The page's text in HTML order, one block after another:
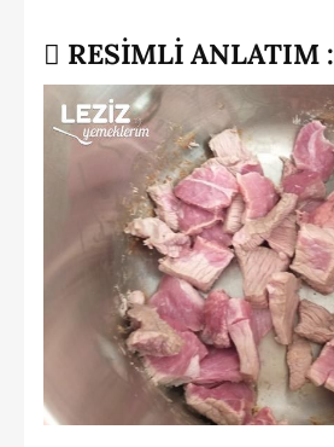
RESİMLİ ANLATIM :